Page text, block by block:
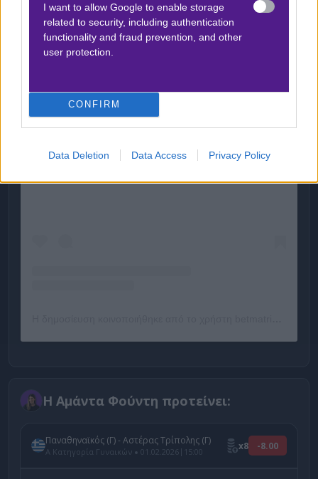
I want to allow Google to enable storage
related to security, including authentication
functionality and fraud prevention, and other
user protection.
CONFIRM
Data Deletion Data Access Privacy Policy
Δείτε αυτή τη δημοσίευση στο Instagram.
Η Αμάντα Φούντη προτείνει:
Παναθηναϊκός (Γ) - Αστέρας Τρίπολης (Γ)
Α Κατηγορία Γυναικών 01.02.2026 | 15:00 x8 -8.00